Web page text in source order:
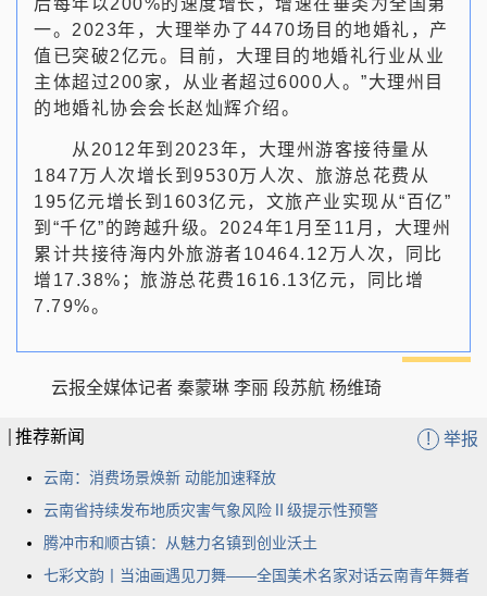
后每年以200%的速度增长，增速在垂类为全国第
一。2023年，大理举办了4470场目的地婚礼，产
值已突破2亿元。目前，大理目的地婚礼行业从业
主体超过200家，从业者超过6000人。”大理州目
的地婚礼协会会长赵灿辉介绍。
从2012年到2023年，大理州游客接待量从
1847万人次增长到9530万人次、旅游总花费从
195亿元增长到1603亿元，文旅产业实现从“百亿”
到“千亿”的跨越升级。2024年1月至11月，大理州
累计共接待海内外旅游者10464.12万人次，同比
增17.38%；旅游总花费1616.13亿元，同比增
7.79%。
云报全媒体记者 秦蒙琳 李丽 段苏航 杨维琦
推荐新闻 ! 举报
云南：消费场景焕新 动能加速释放
云南省持续发布地质灾害气象风险Ⅱ级提示性预警
腾冲市和顺古镇：从魅力名镇到创业沃土
七彩文韵丨当油画遇见刀舞——全国美术名家对话云南青年舞者